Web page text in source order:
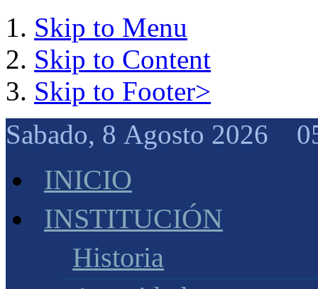
Skip to Menu
Skip to Content
Skip to Footer>
Sabado, 8 Agosto 2026
INICIO
INSTITUCIÓN
Historia